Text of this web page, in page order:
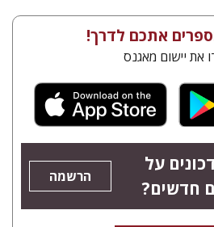
אתכם לדרך!
את יישום מאגנס
על
חדשים?
הרשמה